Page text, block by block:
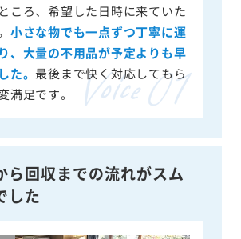
ころ、希望した日時に来ていた
小さな物でも一点ずつ丁寧に運
、大量の不用品が予定よりも早
た。 最後まで快く対応してもら
満足です。
ら回収までの流れがスム
した